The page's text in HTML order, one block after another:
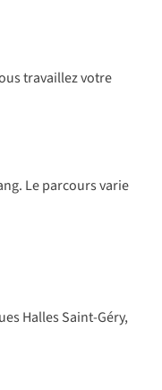
travaillez votre
Le parcours varie
Halles Saint-Géry,